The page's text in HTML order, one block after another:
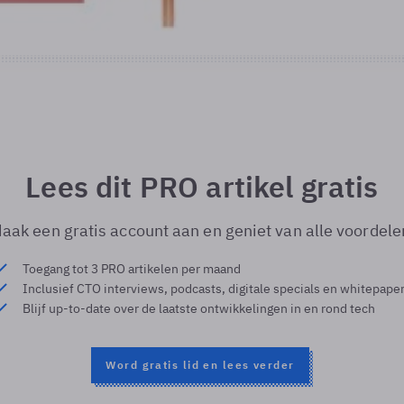
Lees dit PRO artikel gratis
een gratis account aan en geniet van alle
Toegang tot 3 PRO artikelen per maand
Inclusief CTO interviews, podcasts, digitale specials en
Blijf up-to-date over de laatste ontwikkelingen in en rond tech
Word gratis lid en lees verder